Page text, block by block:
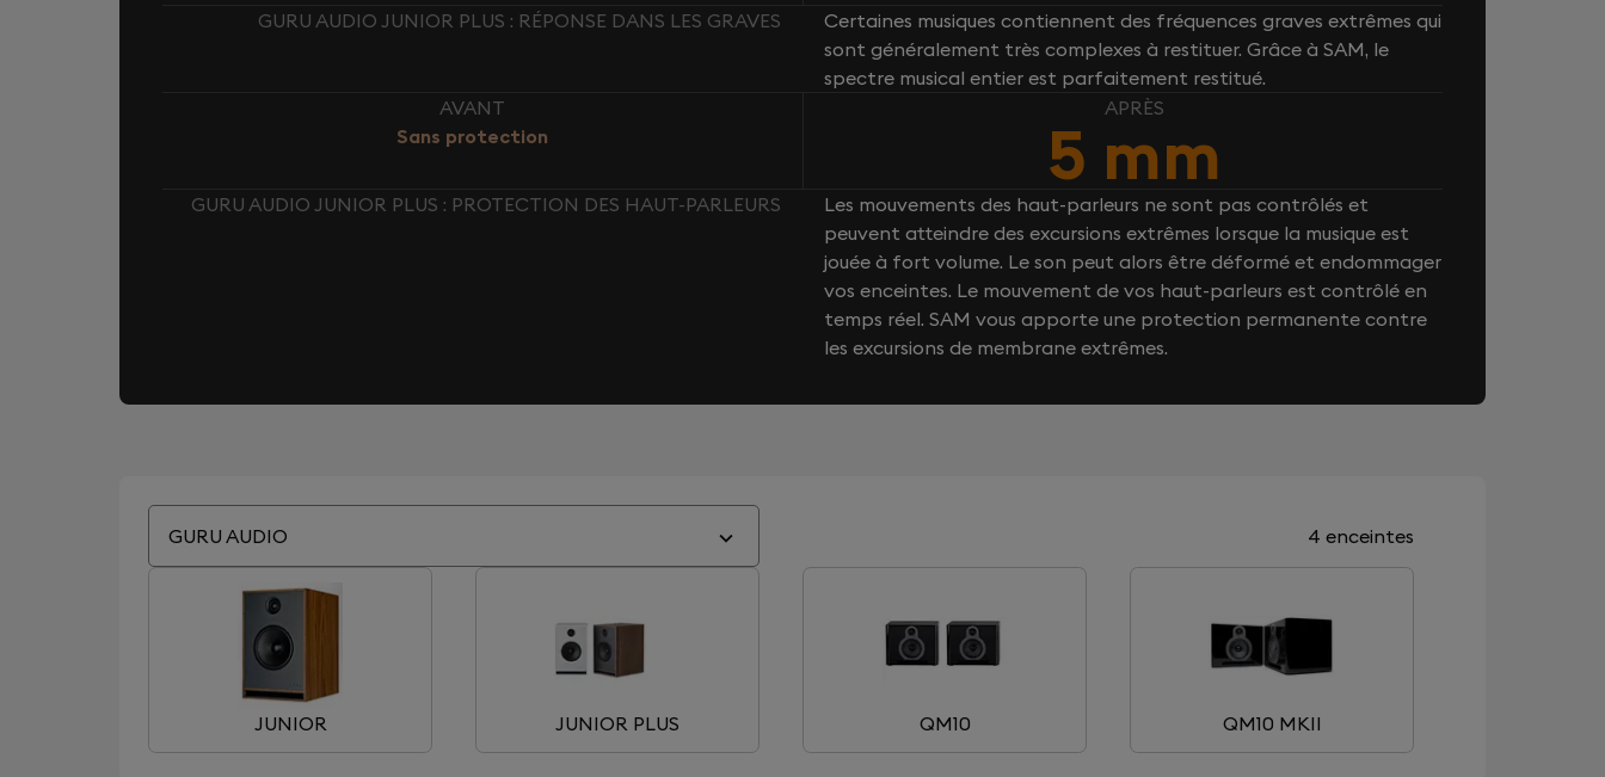
GURU AUDIO JUNIOR PLUS : RÉPONSE DANS LES GRAVES
Certaines musiques contiennent des fréquences graves extrêmes qui
sont généralement très complexes à restituer. Grâce à SAM, le
spectre musical entier est parfaitement restitué.
AVANT
Sans protection
APRÈS
5 mm
GURU AUDIO JUNIOR PLUS : PROTECTION DES HAUT-PARLEURS
Les mouvements des haut-parleurs ne sont pas contrôlés et
peuvent atteindre des excursions extrêmes lorsque la musique est
jouée à fort volume. Le son peut alors être déformé et endommager
vos enceintes. Le mouvement de vos haut-parleurs est contrôlé en
temps réel. SAM vous apporte une protection permanente contre
les excursions de membrane extrêmes.
GURU AUDIO 4 enceintes
JUNIOR JUNIOR PLUS QM10 QM10 MKII